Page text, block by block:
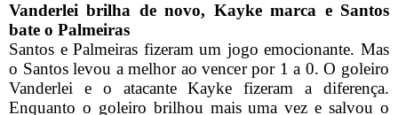
Vanderlei brilha de novo, Kayke marca e Santos
bate o Palmeiras
Santos e Palmeiras fizeram um jogo emocionante. Mas
o Santos levou a melhor ao vencer por 1 a 0. O goleiro
Vanderlei e o atacante Kayke fizeram a diferença.
Enquanto o goleiro brilhou mais uma vez e salvou o